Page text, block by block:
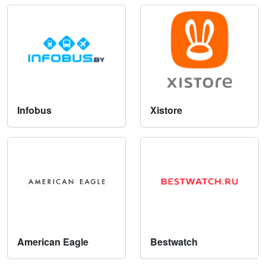
Infobus Xistore
American Eagle Bestwatch